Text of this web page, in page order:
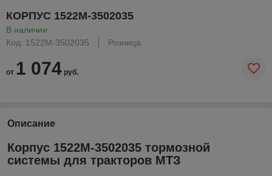
КОРПУС 1522М-3502035
В наличии
Код: 1522М-3502035
Розница
от 1 074 руб.
Описание
Корпус 1522М-3502035 тормозной
системы для тракторов МТЗ